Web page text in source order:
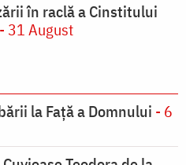
în raclă a Cinstitului
- 31 August
la Față a Domnului - 6